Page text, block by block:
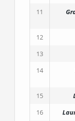
11
12
13
14
15
16